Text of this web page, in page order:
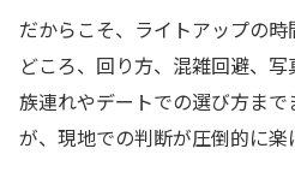
だからこそ、ライトアップの
どころ、回り方、混雑回避、
族連れやデートでの選び方ま
が、現地での判断が圧倒的に楽